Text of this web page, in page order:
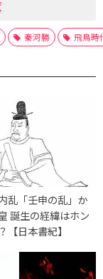
秦河勝 飛鳥時
乱「壬申の乱」か
誕生の経緯はホン
【日本書紀】